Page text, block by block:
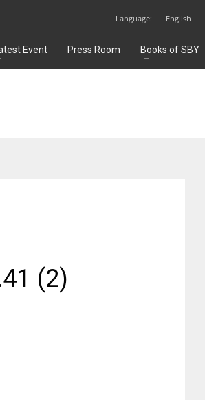
Language: English
Event Press Room Books of SBY
(2)